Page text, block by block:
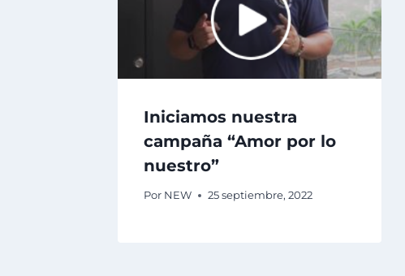
Iniciamos nuestra
campaña “Amor por lo
nuestro”
Por NEW 25 septiembre, 2022